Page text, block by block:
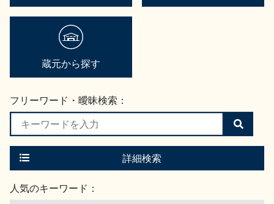
蔵元から探す
フリーワード・曖昧検索：
検
索
す
詳細検索
人気のキーワード：